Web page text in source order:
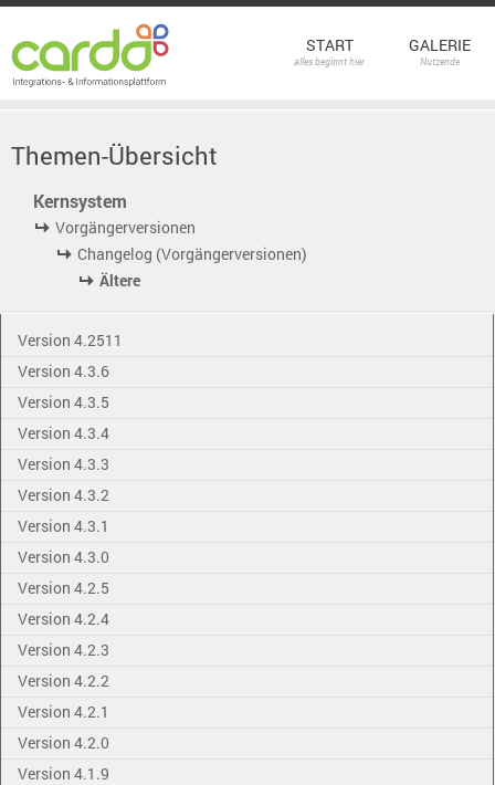
START
alles beginnt hier
GALERIE
Nutzende
Themen-Übersicht
Kernsystem
Vorgängerversionen
Changelog (Vorgängerversionen)
Ältere
Version 4.2511
Version 4.3.6
Version 4.3.5
Version 4.3.4
Version 4.3.3
Version 4.3.2
Version 4.3.1
Version 4.3.0
Version 4.2.5
Version 4.2.4
Version 4.2.3
Version 4.2.2
Version 4.2.1
Version 4.2.0
Version 4.1.9